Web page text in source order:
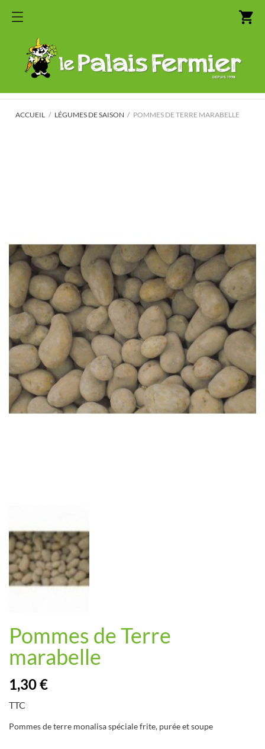
shopping_cart
ACCUEIL LÉGUMES DE SAISON POMMES DE TERRE MARABELLE
Pommes de Terre
marabelle
1,30 €
TTC
Pommes de terre monalisa spéciale frite, purée et soupe